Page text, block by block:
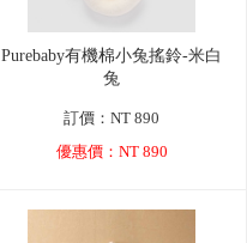
Purebaby有機棉小兔搖鈴-米白
兔
訂價：NT 890
優惠價：NT 890